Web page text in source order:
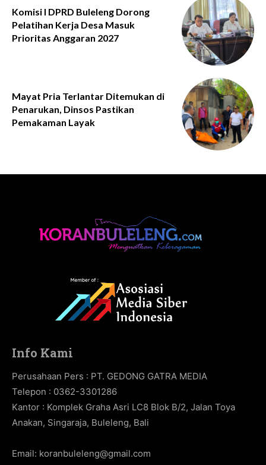
Komisi I DPRD Buleleng Dorong
Pelatihan Kerja Desa Masuk
Prioritas Anggaran 2027
Mayat Pria Terlantar Ditemukan di
Penarukan, Dinsos Pastikan
Pemakaman Layak
Info Kami
Perusahaan Pers : PT. GEDONG GATRA MEDIA
Telepon : 0362-3301286
Kantor : Komplek Graha Asri LC8 Blok B/2, Jalan Toya
Anakan, Singaraja, Buleleng, Bali
Email: koranbuleleng@gmail.com